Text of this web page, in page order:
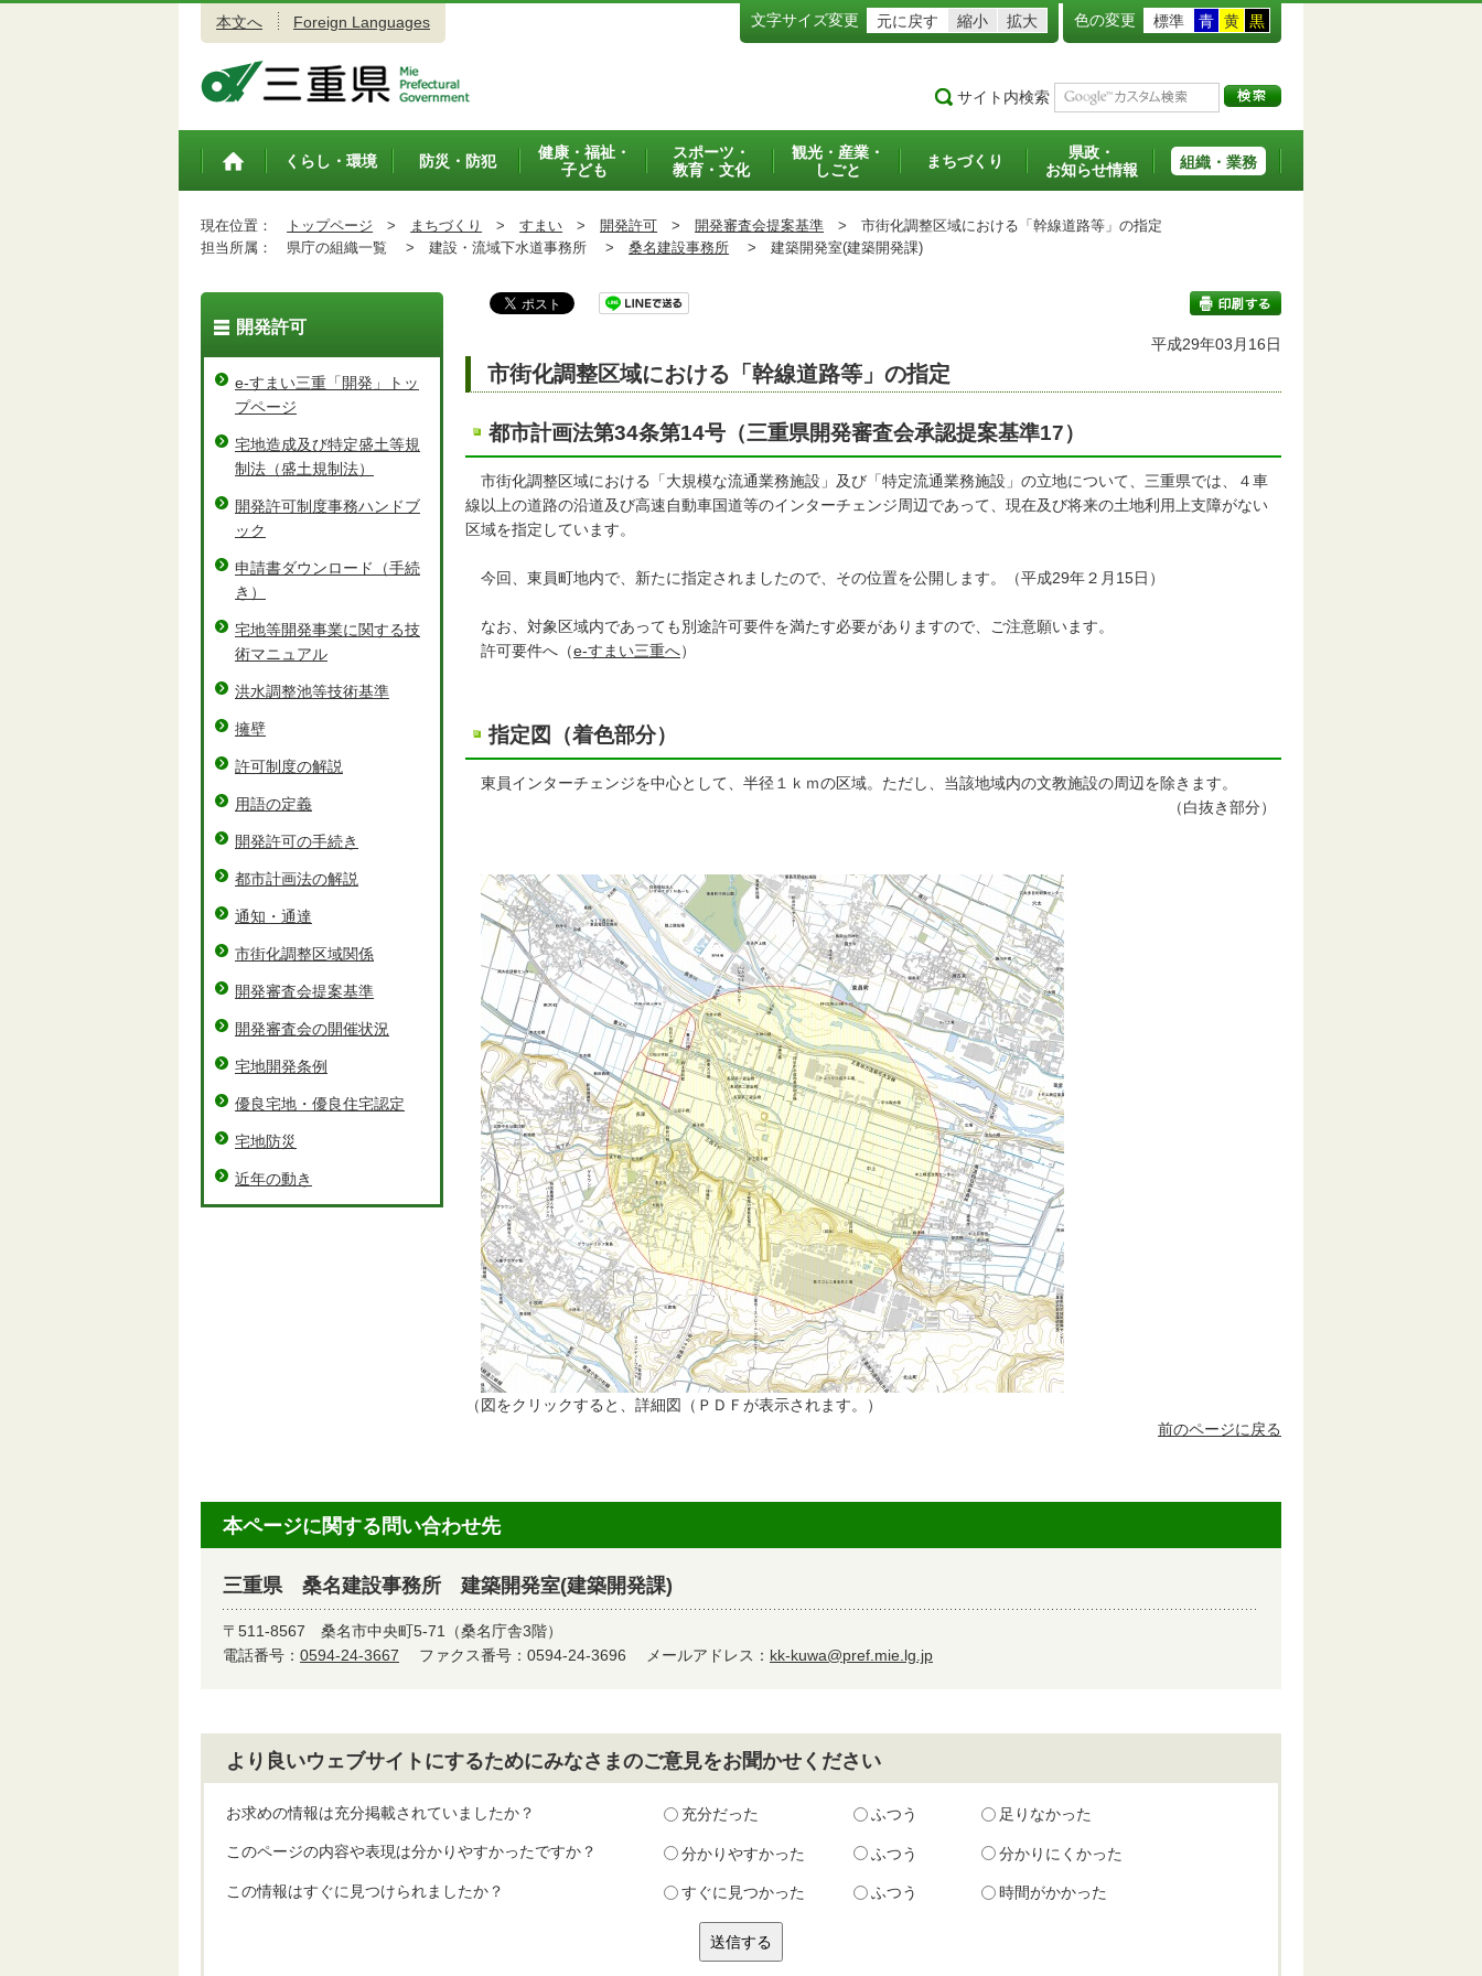
本文へ Foreign Languages 文字サイズ変更 元に戻す 縮小 拡大 色の変更 標準 青 黄 黒
サイト内検索
トップペ
くらし・環境 防災・防犯
健康・福祉・
子ども
スポーツ・
教育・文化
観光・産業・
しごと
まちづくり
県政・
お知らせ情報
組織・業務
現在位置： トップページ > まちづくり > すまい > 開発許可 > 開発審査会提案基準 > 市街化調整区域における「幹線道路等」の指定
担当所属：
県庁の組織一覧 > 建設・流域下水道事務所 > 桑名建設事務所 > 建築開発室(建築開発課)
印刷する
平成29年03月16日
市街化調整区域における「幹線道路等」の指定
都市計画法第34条第14号（三重県開発審査会承認提案基準17）
市街化調整区域における「大規模な流通業務施設」及び「特定流通業務施設」の立地について、三重県では、４車
線以上の道路の沿道及び高速自動車国道等のインターチェンジ周辺であって、現在及び将来の土地利用上支障がない
区域を指定しています。
今回、東員町地内で、新たに指定されましたので、その位置を公開します。（平成29年２月15日）
なお、対象区域内であっても別途許可要件を満たす必要がありますので、ご注意願います。
許可要件へ（e-すまい三重へ）
指定図（着色部分）
東員インターチェンジを中心として、半径１ｋｍの区域。ただし、当該地域内の文教施設の周辺を除きます。
（白抜き部分）
（図をクリックすると、詳細図（ＰＤＦが表示されます。）
前のページに戻る
開発許可
e-すまい三重「開発」トッ
プページ
宅地造成及び特定盛土等規
制法（盛土規制法）
開発許可制度事務ハンドブ
ック
申請書ダウンロード（手続
き）
宅地等開発事業に関する技
術マニュアル
洪水調整池等技術基準
擁壁
許可制度の解説
用語の定義
開発許可の手続き
都市計画法の解説
通知・通達
市街化調整区域関係
開発審査会提案基準
開発審査会の開催状況
宅地開発条例
優良宅地・優良住宅認定
宅地防災
近年の動き
本ページに関する問い合わせ先
三重県 桑名建設事務所 建築開発室(建築開発課)
〒511-8567 桑名市中央町5-71（桑名庁舎3階）
電話番号： 0594-24-3667 ファクス番号：0594-24-3696 メールアドレス： kk-kuwa@pref.mie.lg.jp
より良いウェブサイトにするためにみなさまのご意見をお聞かせください
お求めの情報は充分掲載されていましたか？ 充分だった ふつう 足りなかった
このページの内容や表現は分かりやすかったですか？ 分かりやすかった ふつう 分かりにくかった
この情報はすぐに見つけられましたか？ すぐに見つかった ふつう 時間がかかった